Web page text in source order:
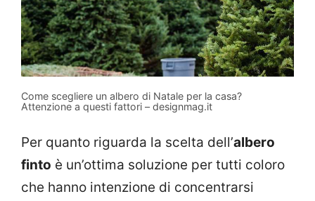
Come scegliere un albero di Natale per la casa?
Attenzione a questi fattori – designmag.it
Per quanto riguarda la scelta dell’albero
finto è un’ottima soluzione per tutti coloro
che hanno intenzione di concentrarsi